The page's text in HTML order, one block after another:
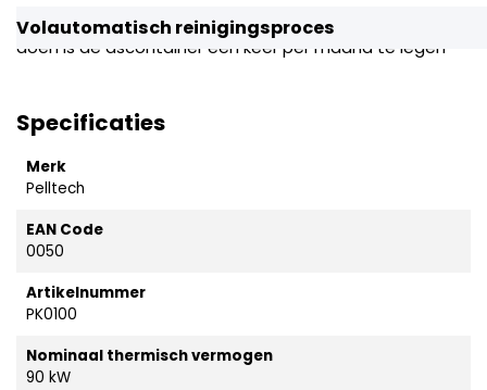
Volautomatisch reinigingsproces
Deze boiler reinigt zichzelf, het enige wat je hoeft te
doen is de ascontainer één keer per maand te legen
Specificaties
Merk
Pelltech
EAN Code
0050
Artikelnummer
PK0100
Nominaal thermisch vermogen
90 kW